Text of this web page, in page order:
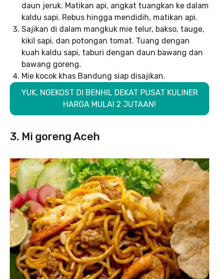
daun jeruk. Matikan api, angkat tuangkan ke dalam
kaldu sapi. Rebus hingga mendidih, matikan api.
Sajikan di dalam mangkuk mie telur, bakso, tauge,
kikil sapi, dan potongan tomat. Tuang dengan
kuah kaldu sapi, taburi dengan daun bawang dan
bawang goreng.
Mie kocok khas Bandung siap disajikan.
YUK, NGEKOST DI BENHIL DEKAT PUSAT KULINER
HARGA MULAI 2 JUTAAN!
3. Mi goreng Aceh